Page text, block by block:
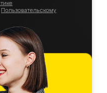
Пользовательскому